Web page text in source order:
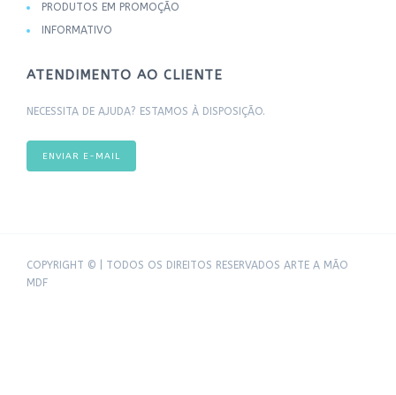
PRODUTOS EM PROMOÇÃO
INFORMATIVO
ATENDIMENTO AO CLIENTE
NECESSITA DE AJUDA? ESTAMOS À DISPOSIÇÃO.
ENVIAR E-MAIL
COPYRIGHT © | TODOS OS DIREITOS RESERVADOS ARTE A MÃO
MDF